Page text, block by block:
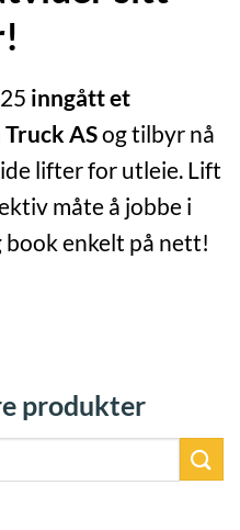
inngått et
ASog tilbyr nå
lifter for utleie. Lift
måte å jobbe i
book enkelt på nett!
produkter